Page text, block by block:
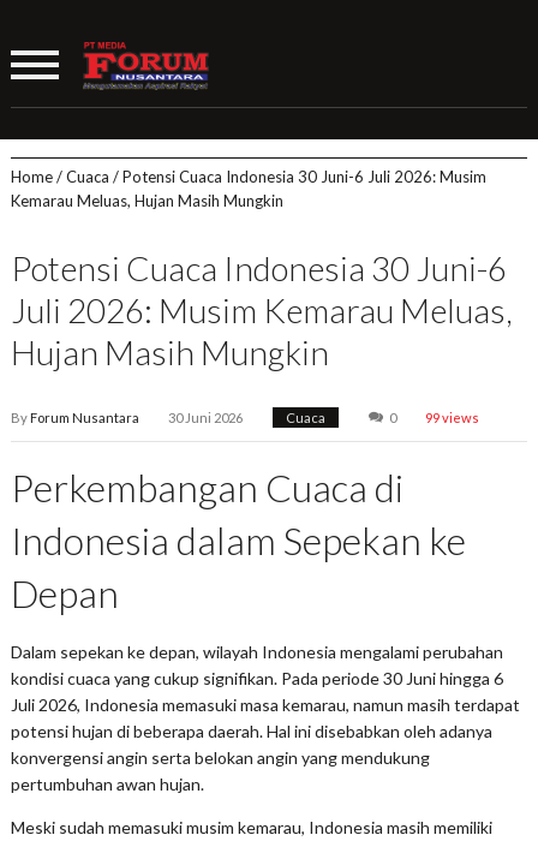
Home/Cuaca /Potensi Cuaca Indonesia 30 Juni-6 Juli 2026: Musim
Kemarau Meluas, Hujan Masih Mungkin
Potensi Cuaca Indonesia 30 Juni-6
Juli 2026: Musim Kemarau Meluas,
Hujan Masih Mungkin
ByForum Nusantara 30 Juni 2026 Cuaca 0 99 views
Perkembangan Cuaca di
Indonesia dalam Sepekan ke
Depan
Dalam sepekan ke depan, wilayah Indonesia mengalami perubahan
kondisi cuaca yang cukup signifikan. Pada periode 30 Juni hingga 6
Juli 2026, Indonesia memasuki masa kemarau, namun masih terdapat
potensi hujan di beberapa daerah. Hal ini disebabkan oleh adanya
konvergensi angin serta belokan angin yang mendukung
pertumbuhan awan hujan.
Meski sudah memasuki musim kemarau, Indonesia masih memiliki